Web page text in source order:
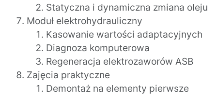
Statyczna i dynamiczna zmiana oleju
Moduł elektrohydrauliczny
Kasowanie wartości adaptacyjnych
Diagnoza komputerowa
Regeneracja elektrozaworów ASB
Zajęcia praktyczne
Demontaż na elementy pierwsze